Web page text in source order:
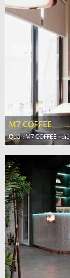
M7 COFFEE
Quán M7 COFFEE l